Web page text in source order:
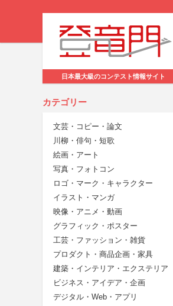
日本最大級のコンテスト情報サイト
カテゴリー
文芸・コピー・論文
川柳・俳句・短歌
絵画・アート
写真・フォトコン
ロゴ・マーク・キャラクター
イラスト・マンガ
映像・アニメ・動画
グラフィック・ポスター
工芸・ファッション・雑貨
プロダクト・商品企画・家具
建築・インテリア・エクステリア
ビジネス・アイデア・企画
デジタル・Web・アプリ